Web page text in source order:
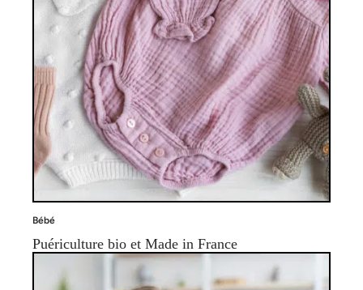
Bébé
Puériculture bio et Made in France